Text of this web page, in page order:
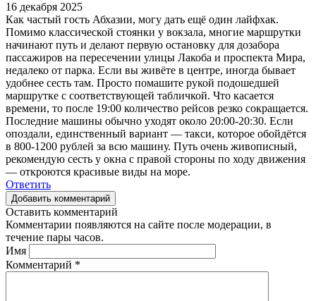
16 декабря 2025
Как частый гость Абхазии, могу дать ещё один лайфхак.
Помимо классической стоянки у вокзала, многие маршрутки
начинают путь и делают первую остановку для дозабора
пассажиров на пересечении улицы Лакоба и проспекта Мира,
недалеко от парка. Если вы живёте в центре, иногда бывает
удобнее сесть там. Просто помашите рукой подошедшей
маршрутке с соответствующей табличкой. Что касается
времени, то после 19:00 количество рейсов резко сокращается.
Последние машины обычно уходят около 20:00-20:30. Если
опоздали, единственный вариант — такси, которое обойдётся
в 800-1200 рублей за всю машину. Путь очень живописный,
рекомендую сесть у окна с правой стороны по ходу движения
— откроются красивые виды на море.
Ответить
Добавить комментарий
Оставить комментарий
Комментарии появляются на сайте после модерации, в
течение пары часов.
Имя
Комментарий *